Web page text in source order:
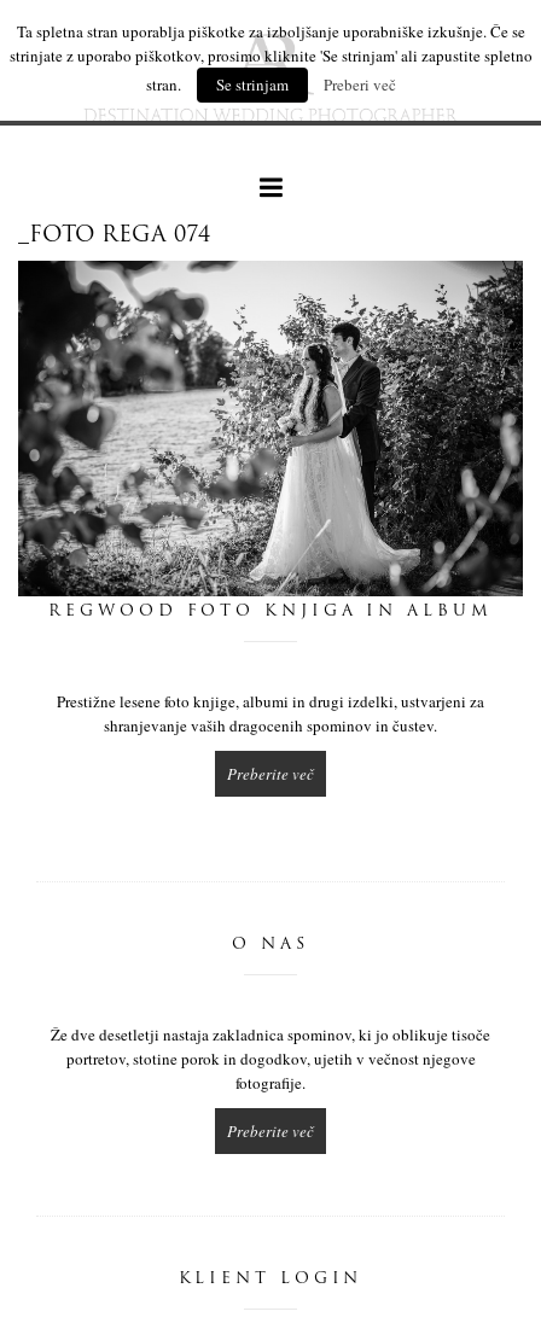
naše delo
leseni izdelki
mi
dnevnik
_FOTO REGA 074
REGWOOD FOTO KNJIGA IN ALBUM
Prestižne lesene foto knjige, albumi in drugi izdelki, ustvarjeni za
shranjevanje vaših dragocenih spominov in čustev.
Preberite več
O NAS
Že dve desetletji nastaja zakladnica spominov, ki jo oblikuje tisoče
portretov, stotine porok in dogodkov, ujetih v večnost njegove
fotografije.
Preberite več
KLIENT LOGIN
Ta spletna stran uporablja piškotke za izboljšanje uporabniške izkušnje. Če se
strinjate z uporabo piškotkov, prosimo kliknite 'Se strinjam' ali zapustite spletno
stran.
Se strinjam Preberi več